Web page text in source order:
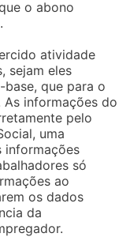
o abono
atividade
sejam eles
que para o
informações do
pelo
uma
informações
só
ao
os dados
da